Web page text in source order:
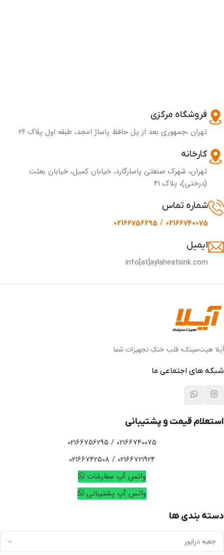
فروشگاه مرکزی
تهران ،جمهوری بعد از پل حافظ پاساژ امجد، طبقه اول پلاک ۲۶
کارخانه
تهران، شهرک صنعتی پاسارگارد، خیابان کمیل، خیابان بعثت
(درختی)، پلاک 41
شماره تماس
02166740075 / 02166756295
ایمیل
info[at]aylaheatsink.com
آیلا هیت‌سینک؛ قلب خنکِ تجهیزات شما
شبکه های اجتماعی ما
استعلام قیمت و پشتیبانی
02166740075 / 02166756295
02166721924 / 02166742508
واتس آپ سفارشات
واتس آپ پشتیبانی
دسته بندی ها